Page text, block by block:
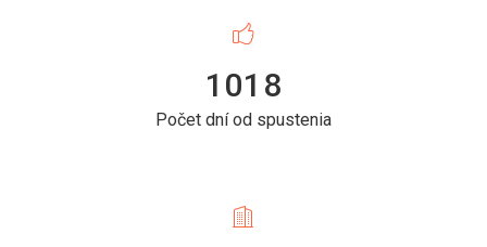
1018
Počet dní od spustenia